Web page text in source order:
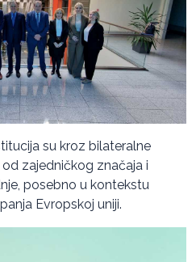
su kroz bilateralne
zajedničkog značaja i
posebno u kontekstu
Evropskoj uniji.